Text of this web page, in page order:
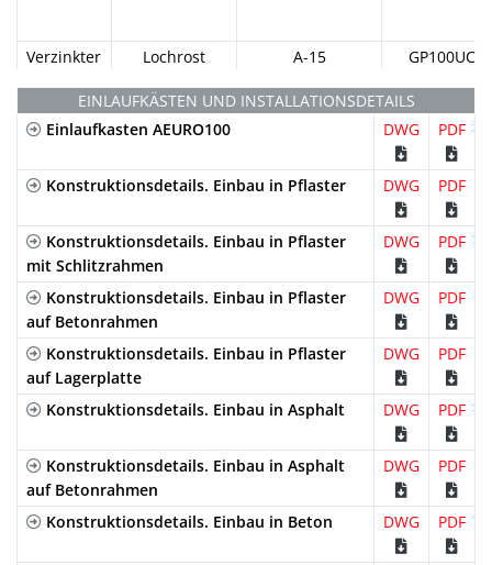
Verzinkter
Lochrost A-15 GP100UCA
Stahl
Verzinkter
Stahl
Stöckel Schutz
Maschenrost
Verzinkter
Stahl
Schlitzrahmen GR100UOC
Stahl
Schlitzrahmen
C-250 GDR100UOC
Edelstahl A-15 IN100UCA
EINLAUFKÄSTEN UND INSTALLATIONSDETAILS
Einlaufkasten AEURO100
DWG PDF
Konstruktionsdetails. Einbau in Pflaster DWG PDF
Konstruktionsdetails. Einbau in Pflaster
mit Schlitzrahmen
DWG PDF
Konstruktionsdetails. Einbau in Pflaster
auf Betonrahmen
DWG PDF
Konstruktionsdetails. Einbau in Pflaster
auf Lagerplatte
DWG PDF
Konstruktionsdetails. Einbau in Asphalt DWG PDF
Konstruktionsdetails. Einbau in Asphalt
auf Betonrahmen
DWG PDF
Konstruktionsdetails. Einbau in Beton DWG PDF